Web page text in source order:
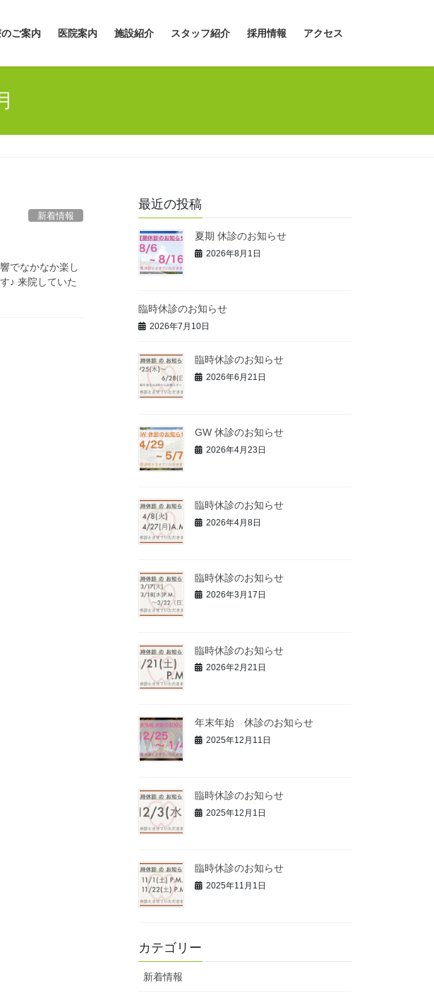
ご案内 医院案内 施設紹介 スタッフ紹介 採用情報 アクセス
新着情報
でなかなか楽し
♪ 来院していた
最近の投稿
夏期 休診のお知らせ
2026年8月1日
臨時休診のお知らせ
2026年7月10日
臨時休診のお知らせ
2026年6月21日
GW 休診のお知らせ
2026年4月23日
臨時休診のお知らせ
2026年4月8日
臨時休診のお知らせ
2026年3月17日
臨時休診のお知らせ
2026年2月21日
年末年始 休診のお知らせ
2025年12月11日
臨時休診のお知らせ
2025年12月1日
臨時休診のお知らせ
2025年11月1日
カテゴリー
新着情報